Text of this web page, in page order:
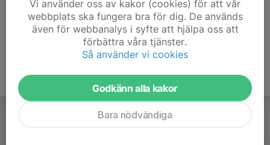
Vi använder oss av kakor (cookies) för att vår
webbplats ska fungera bra för dig. De används
även för webbanalys i syfte att hjälpa oss att
förbättra våra tjänster.
Så använder vi cookies
Godkänn alla kakor
Bara nödvändiga